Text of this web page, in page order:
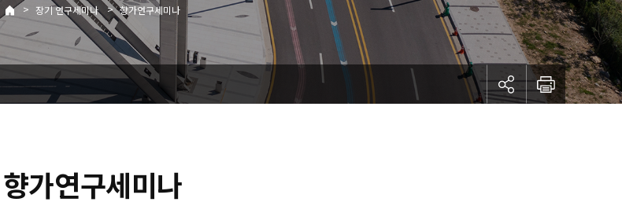
> 장기 연구세미나 > 향가연구세미나
향가연구세미나